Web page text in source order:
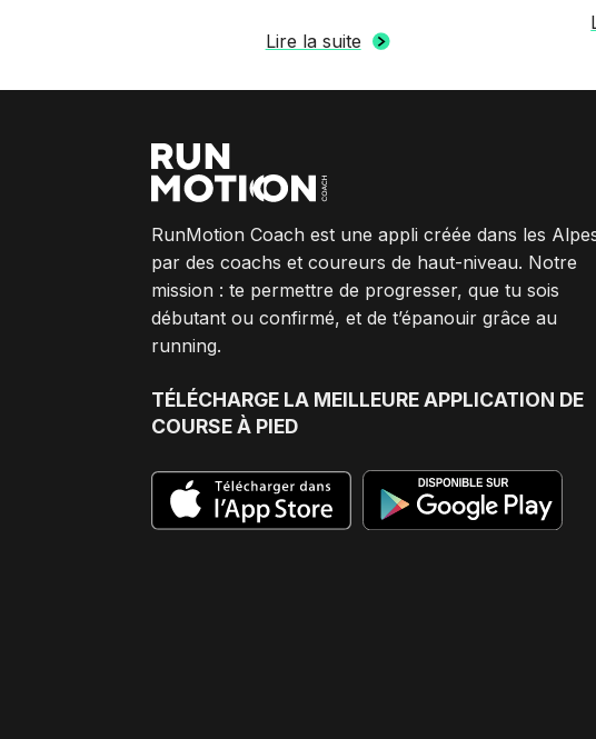
Lire la suite
RunMotion Coach est une appli créée dans les
par des coachs et coureurs de haut-niveau. Notre
mission : te permettre de progresser, que tu sois
débutant ou confirmé, et de t’épanouir grâce au
running.
TÉLÉCHARGE LA MEILLEURE APPLICATION DE
COURSE À PIED